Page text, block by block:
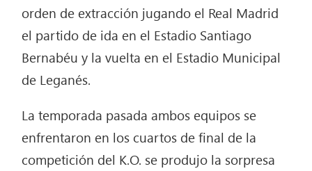
orden de extracción jugando el Real Madrid
el partido de ida en el Estadio Santiago
Bernabéu y la vuelta en el Estadio Municipal
de Leganés.
La temporada pasada ambos equipos se
enfrentaron en los cuartos de final de la
competición del K.O. se produjo la sorpresa